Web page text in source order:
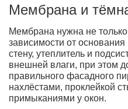
Мембрана и
Мембрана нужна не
зависимости от
стену, утеплитель и
внешней влаги, при этом
правильного фасадного
нахлёстами, проклейкой
примыканиями у окон.